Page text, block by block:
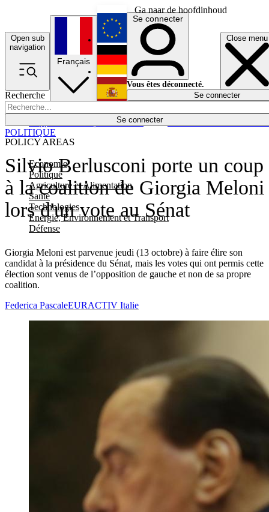
Ga naar de hoofdinhoud
Open sub
navigation
Close menu
Recherche
Se connecter
POLICY AREAS
Economie
Politique
Agriculture et Alimentation
Santé
Technologies
Energie, Environnement et Transport
Défense
Économie
Français
English
Deutsch
Español
Se connecter
Vous êtes déconnecté.
Se connecter
Silvio Berlusconi porte un coup
à la coalition de Giorgia Meloni
lors d'un vote au Sénat
Giorgia Meloni est parvenue jeudi (13 octobre) à faire élire son
candidat à la présidence du Sénat, mais les votes qui ont permis cette
élection sont venus de l’opposition de gauche et non de sa propre
coalition.
POLITIQUE
Federica PascaleEURACTIV Italie